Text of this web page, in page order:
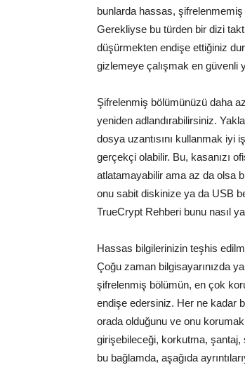
bunlarda hassas,
Gerekliyse bu türden bir dizi
düşürmekten endişe ettiğiniz
gizlemeye çalışmak en güvenli
Şifrelenmiş bölümünüzü daha
yeniden adlandırabilirsiniz.
dosya uzantısını kullanmak iyi
gerçekçi olabilir. Bu, kasanızı
atlatamayabilir ama az da olsa
onu sabit diskinize ya da USB
TrueCrypt Rehberi bunu nasıl
Hassas bilgilerinizin teşhis
Çoğu zaman bilgisayarınızda
şifrelenmiş bölümün, en çok
endişe edersiniz. Her ne kadar
orada olduğunu ve onu korumak
girişebileceği, korkutma,
bu bağlamda, aşağıda